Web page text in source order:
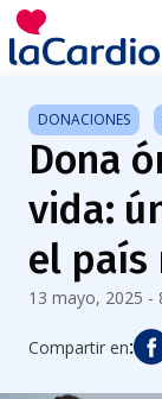
Nota:
este
sitio
web
incluye
sistema
accesibilidad.
DONACIONES
Dona
vida:
el país
13 mayo, 2025 -
Compartir en: